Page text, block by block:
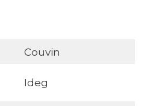
Couvin
Ideg